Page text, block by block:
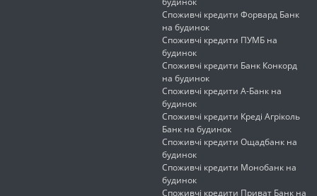
Споживчі кредити Форвард Банк
на будинок
Споживчі кредити ПУМБ на
будинок
Споживчі кредити Банк Конкорд
на будинок
Споживчі кредити А-Банк на
будинок
Споживчі кредити Креді Агріколь
Банк на будинок
Споживчі кредити Ощадбанк на
будинок
Споживчі кредити Монобанк на
будинок
Споживчі кредити Приват Банк на